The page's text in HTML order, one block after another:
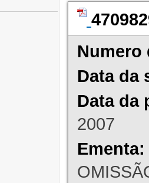
Numero
Data da
Data da
2007
Ementa: